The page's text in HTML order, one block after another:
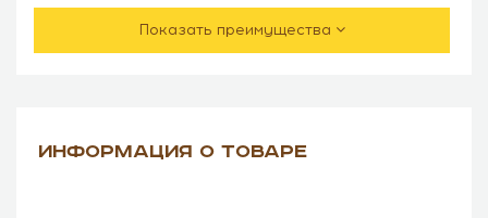
Показать преимущества
ИНФОРМАЦИЯ О ТОВАРЕ